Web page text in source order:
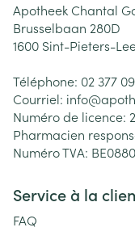
Apotheek Chantal
Brusselbaan 280D
1600 Sint-Pieters-
Téléphone: 02 377
Courriel: info@
Numéro de licence:
Pharmacien
Numéro TVA:
Service à la
FAQ